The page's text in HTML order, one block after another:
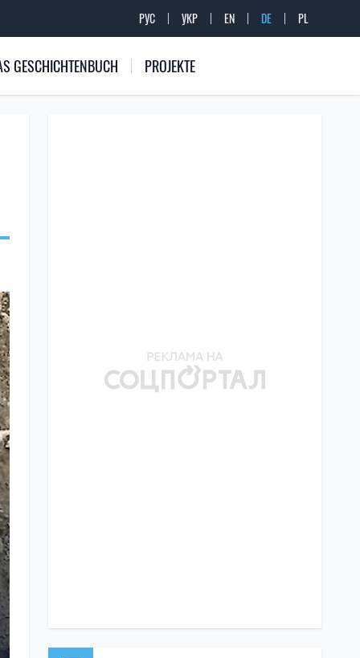
РУС УКР EN DE PL
GESCHICHTENBUCH PROJEKTE